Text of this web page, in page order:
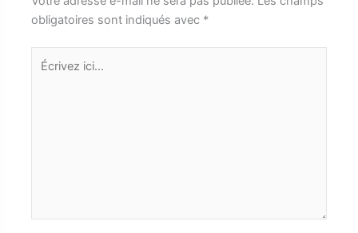
obligatoires sont indiqués avec *
Écrivez
ici…